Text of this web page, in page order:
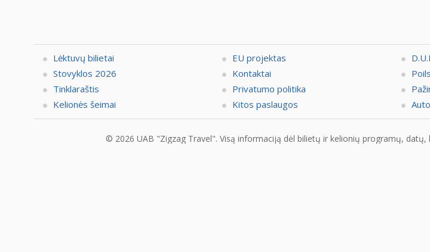
Lėktuvų bilietai EU projektas
Stovyklos 2026
Kontaktai
Tinklaraštis
Privatumo politika
Kelionės šeimai
Kitos paslaugos
© 2026 UAB "Zigzag Travel". Visą informaciją dėl bilietų ir kelionių programų,